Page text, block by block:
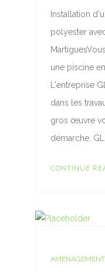
Installation
polyester
une piscine
L'entreprise
dans les
gros œuvre
démarche.
CONTINUE